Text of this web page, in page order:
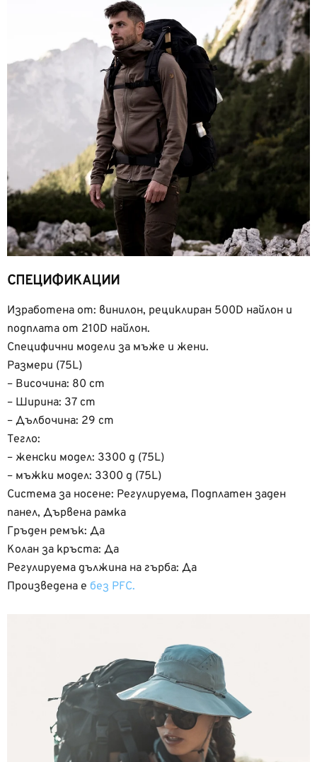
СПЕЦИФИКАЦИИ
Изработена от: винилон, рециклиран 500D найлон и
подплата от 210D найлон.
Специфични модели за мъже и жени.
Размери (75L)
– Височина: 80 cm
– Ширина: 37 cm
– Дълбочина: 29 cm
Тегло:
– женски модел: 3300 g (75L)
– мъжки модел: 3300 g (75L)
Система за носене: Регулируема, Подплатен заден
панел, Дървена рамка
Гръден ремък: Да
Колан за кръста: Да
Регулируема дължина на гърба: Да
Произведена е без PFC.